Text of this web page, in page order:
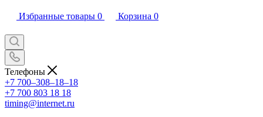
Избранные товары 0 Корзина 0
Телефоны
+7 700‒308‒18‒18
+7 700 803 18 18
timing@internet.ru